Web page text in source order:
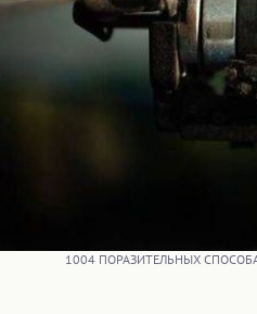
1004 ПОРАЗИТЕЛЬНЫХ